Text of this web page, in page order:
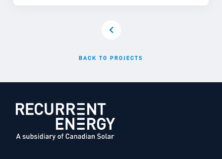
BACK TO PROJECTS